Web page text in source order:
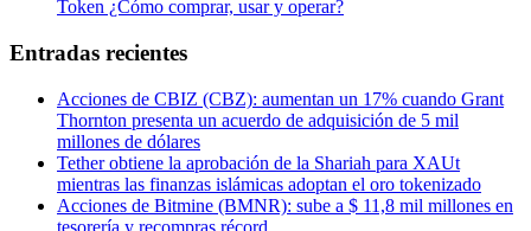
Token ¿Cómo comprar, usar y operar?
Entradas recientes
Acciones de CBIZ (CBZ): aumentan un 17% cuando Grant
Thornton presenta un acuerdo de adquisición de 5 mil
millones de dólares
Tether obtiene la aprobación de la Shariah para XAUt
mientras las finanzas islámicas adoptan el oro tokenizado
Acciones de Bitmine (BMNR): sube a $ 11,8 mil millones en
tesorería y recompras récord